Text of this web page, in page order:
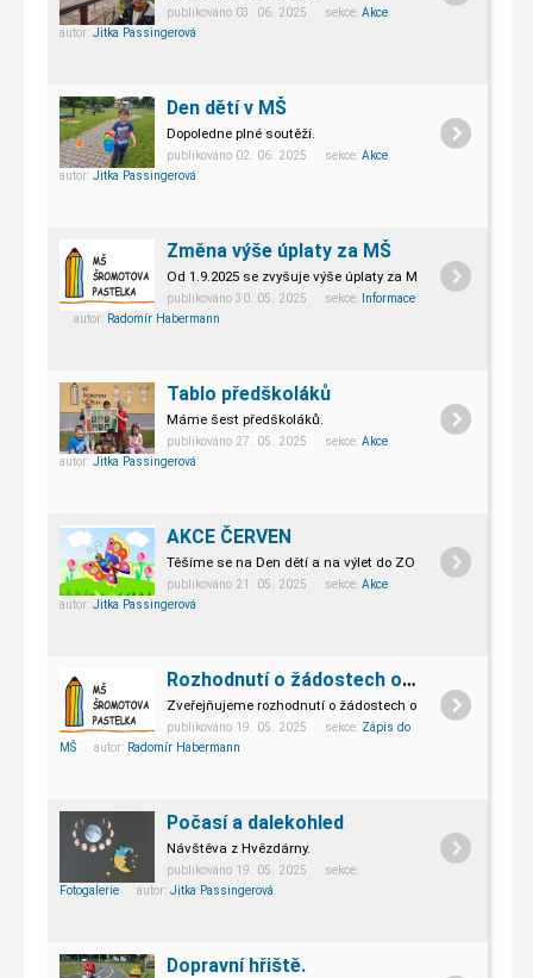
publikováno 03. 06. 2025 sekce: Akce
autor: Jitka Passingerová
Den dětí v MŠ
Dopoledne plné soutěží.
publikováno 02. 06. 2025 sekce: Akce
autor: Jitka Passingerová
Změna výše úplaty za MŠ
Od 1.9.2025 se zvyšuje výše úplaty za MŠ.
publikováno 30. 05. 2025 sekce:
Informace
autor: Radomír Habermann
Tablo předškoláků
Máme šest předškoláků.
publikováno 27. 05. 2025 sekce: Akce
autor: Jitka Passingerová
AKCE ČERVEN
Těšíme se na Den dětí a na výlet do ZOO Olomouc.
publikováno 21. 05. 2025 sekce: Akce
autor: Jitka Passingerová
Rozhodnutí o žádostech ohledně přijetí k předškolnímu vzdělávání
Zveřejňujeme rozhodnutí o žádostech ohledně přijetí k
publikováno 19. 05. 2025 sekce: Zápis do
MŠ autor: Radomír Habermann
Počasí a dalekohled
Návštěva z Hvězdárny.
publikováno 19. 05. 2025 sekce:
Fotogalerie autor: Jitka Passingerová
Dopravní hřiště.